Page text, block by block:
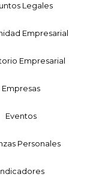
Legales
Empresarial
Empresarial
Empresas
Eventos
Personales